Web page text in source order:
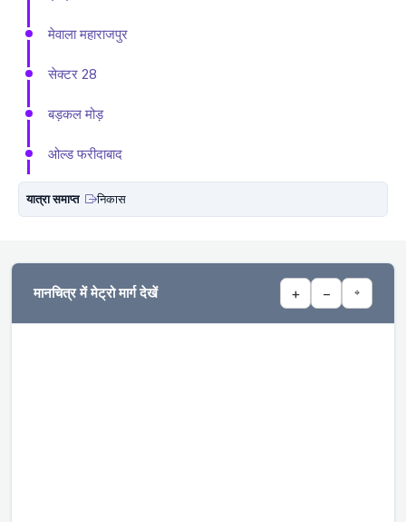
मेवाला महाराजपुर
सेक्टर 28
बड़कल मोड़
ओल्ड फरीदाबाद
यात्रा समाप्त निकास
मानचित्र में मेट्रो मार्ग देखें + − ⌖